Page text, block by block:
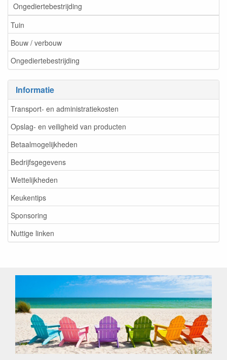
Ongediertebestrijding
Tuin
Bouw / verbouw
Ongediertebestrijding
Informatie
Transport- en administratiekosten
Opslag- en veiligheid van producten
Betaalmogelijkheden
Bedrijfsgegevens
Wettelijkheden
Keukentips
Sponsoring
Nuttige linken